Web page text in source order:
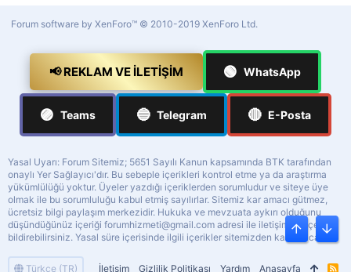
Türkçe (TR) İletişim Gizlilik Politikası Yardım Anasayfa R
Forum software by XenForo™ © 2010-2019 XenForo Ltd.
📢 REKLAM VE İLETIŞIM 🟢 WhatsApp
🟣 Teams 🔵 Telegram 🔴 E-Posta
Yasal Uyarı: Forum Sitemiz; 5651 Sayılı Kanun kapsamında BTK tarafından
onaylı Yer Sağlayıcı'dır. Bu sebeple içerikleri kontrol etme ya da araştırma
yükümlülüğü yoktur. Üyeler yazdığı içeriklerden sorumludur ve siteye üye
olmak ile bu sorumluluğu kabul etmiş sayılırlar. Sitemiz kar amacı gütmez,
ücretsiz bilgi paylaşım merkezidir. Hukuka ve mevzuata aykırı olduğunu
düşündüğünüz içeriği forumhizmeti@gmail.com adresi ile iletişime geçerek
bildirebilirsiniz. Yasal süre içerisinde ilgili içerikler sitemizden kaldırılacaktır.
Üst Alt